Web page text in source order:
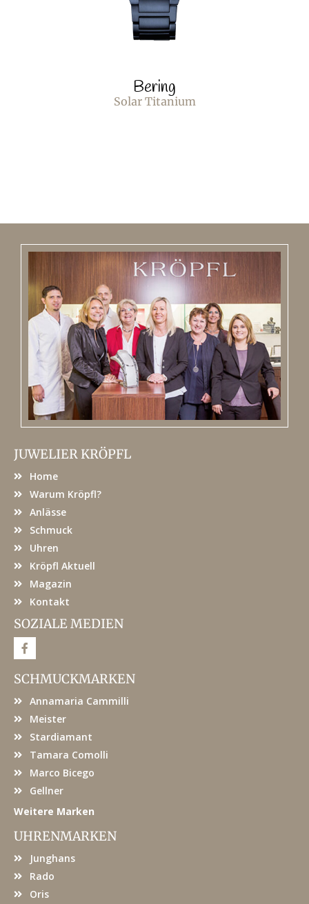
Bering
Solar Titanium
JUWELIER KRÖPFL
Home
Warum Kröpfl?
Anlässe
Schmuck
Uhren
Kröpfl Aktuell
Magazin
Kontakt
SOZIALE MEDIEN
F
a
e
b
o
SCHMUCKMARKEN
Annamaria Cammilli
Meister
Stardiamant
Tamara Comolli
Marco Bicego
Gellner
Weitere Marken
UHRENMARKEN
Junghans
Rado
Oris